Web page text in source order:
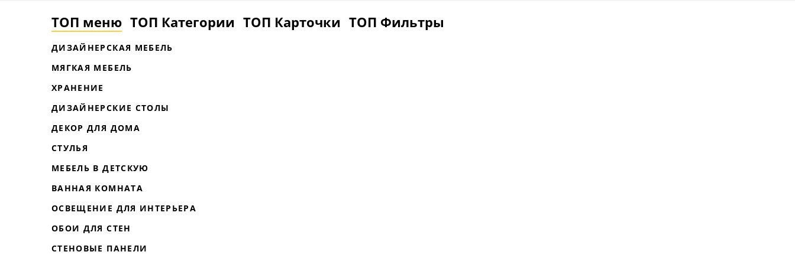
ТОП меню ТОП Категории ТОП Карточки ТОП Фильтры
ДИЗАЙНЕРСКАЯ МЕБЕЛЬ
МЯГКАЯ МЕБЕЛЬ
ХРАНЕНИЕ
ДИЗАЙНЕРСКИЕ СТОЛЫ
ДЕКОР ДЛЯ ДОМА
СТУЛЬЯ
МЕБЕЛЬ В ДЕТСКУЮ
ВАННАЯ КОМНАТА
ОСВЕЩЕНИЕ ДЛЯ ИНТЕРЬЕРА
ОБОИ ДЛЯ СТЕН
СТЕНОВЫЕ ПАНЕЛИ